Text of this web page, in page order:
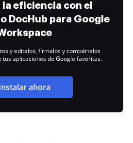
eficiencia con el
DocHub para Google
y edítalos, fírmalos y compártelos
aplicaciones de Google favoritas.
ahora